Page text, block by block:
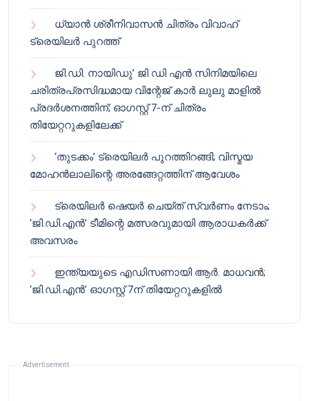
ധ്യാൻ ശ്രീനിവാസൻ ചിത്രം വിവാഹ്
ട്രെയിലർ പുറത്ത്
ജി.ഡി. നായിഡു’ ജി ഡി എൻ സിനിമയിലെ
ചരിത്രപ്രസിദ്ധമായ വിന്റേജ് കാർ ലുലു മാളിൽ
പ്രദർശനത്തിന്; ഓഗസ്റ്റ് 7-ന് ചിത്രം
തിയേറ്ററുകളിലേക്ക്
‘തുടക്കം’ ട്രെയിലർ പുറത്തിറങ്ങി; വിസ്മയ
മോഹൻലാലിന്റെ അരങ്ങേറ്റത്തിന് ആവേശം
ട്രെയിലർ ഷെയർ ചെയ്‌ത് സ്വർണം നേടാം;
‘ജി.ഡി.എൻ’ ടീമിന്റെ മത്സരവുമായി ആരാധകർക്ക്
അവസരം
ഇന്ത്യയുടെ എഡിസണായി ആർ. മാധവൻ;
‘ജി.ഡി.എൻ’ ഓഗസ്റ്റ് 7ന് തിയേറ്ററുകളിൽ
Advertisement